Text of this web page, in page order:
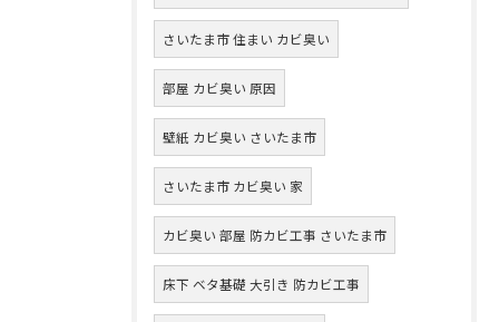
さいたま市 住まい カビ臭い
部屋 カビ臭い 原因
壁紙 カビ臭い さいたま市
さいたま市 カビ臭い 家
カビ臭い 部屋 防カビ工事 さいたま市
床下 ベタ基礎 大引き 防カビ工事